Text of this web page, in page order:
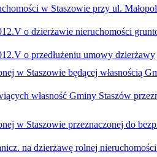
w Staszowie przy ul.
o dzierżawie nieruchomości
o przedłużeniu umowy dzierżawy
w Staszowie będącej własnością
własność Gminy Staszów
w Staszowie przeznaczonej do
na dzierżawę rolnej